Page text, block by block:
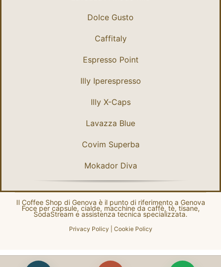
Dolce Gusto
Caffitaly
Espresso Point
Illy Iperespresso
Illy X-Caps
Lavazza Blue
Covim Superba
Mokador Diva
Il Coffee Shop di Genova è il punto di riferimento a Genova
Foce per capsule, cialde, macchine da caffè, tè, tisane,
SodaStream e assistenza tecnica specializzata.
Privacy Policy Cookie Policy